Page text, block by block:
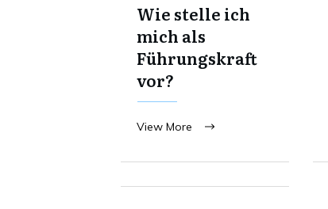
Wie stelle ich
mich als
Führungskraft
vor?
View More